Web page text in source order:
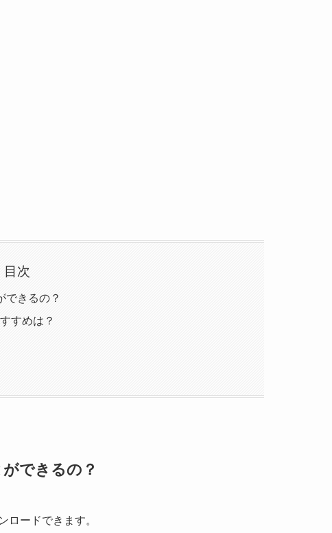
目次
できるの？
すめは？
できるの？
ードできます。